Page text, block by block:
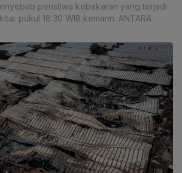
peristiwa kebakaran yang terjadi
pukul 18:30 WIB kemarin. ANTARA